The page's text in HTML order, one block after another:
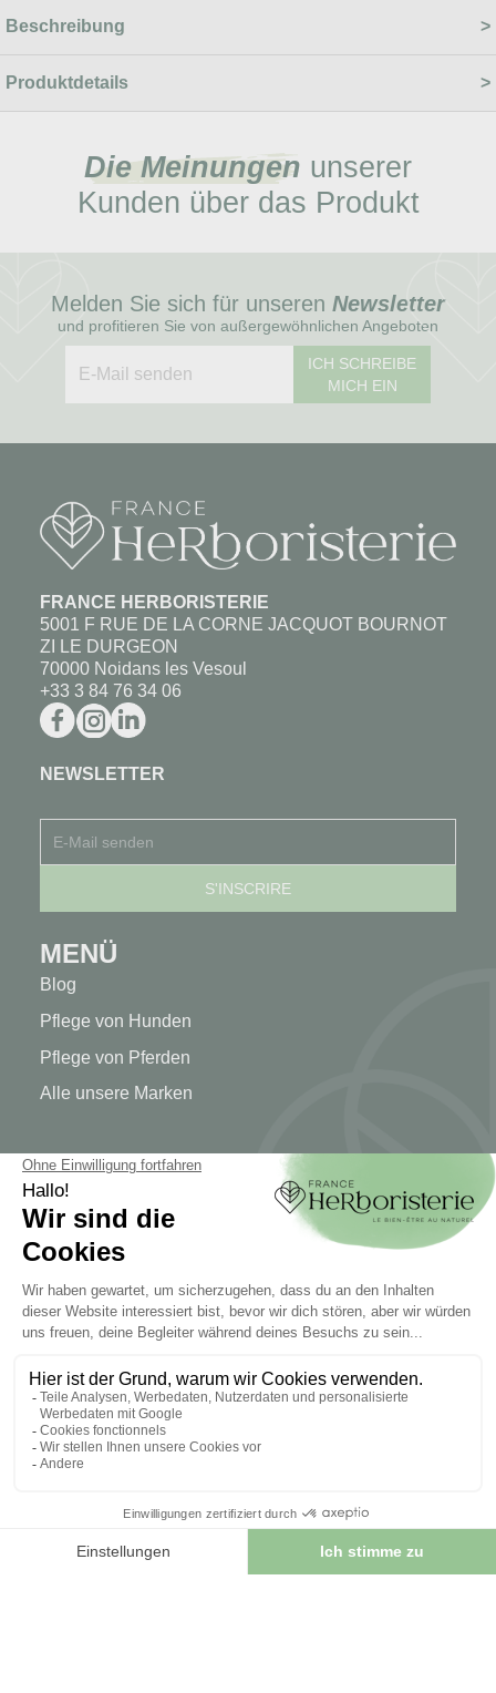
Beschreibung
Produktdetails
Die Meinungen unserer
Kunden über das Produkt
Melden Sie sich für unseren Newsletter
und profitieren Sie von außergewöhnlichen Angeboten
ICH SCHREIBE
MICH EIN
FRANCE HERBORISTERIE
5001 F RUE DE LA CORNE JACQUOT BOURNOT
ZI LE DURGEON
70000 Noidans les Vesoul
+33 3 84 76 34 06
NEWSLETTER
MENÜ
Blog
Pflege von Hunden
Pflege von Pferden
Alle unsere Marken
MEIN KONTO
Mein Konto
Authentifizierung
Seguimiento de pedidos
Cree su cuenta
INFORMATIONEN
Kontaktieren Sie uns
Sitemap
Unser Kräuterladen
Lieferung